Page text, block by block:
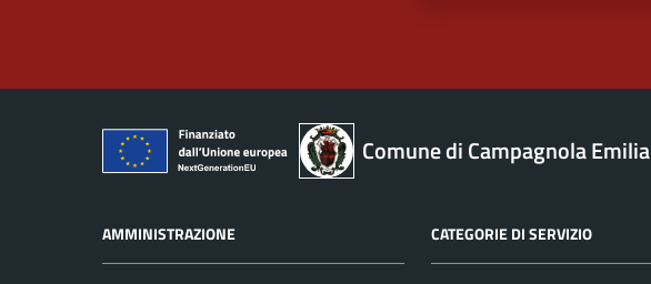
Comune di Campagnola Emilia
AMMINISTRAZIONE CATEGORIE DI SERVIZIO